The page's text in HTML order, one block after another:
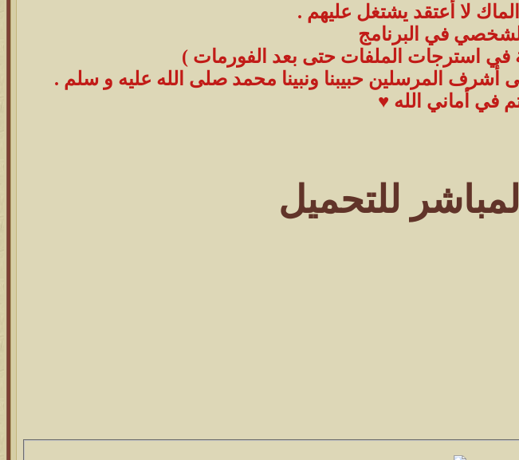
لا أعتقد يشتغل عليهم .
في البرنامج
في استرجات الملفات حتى بعد الفورمات )
أشرف المرسلين حبيبنا ونبينا محمد صلى الله عليه و سلم .
في أماني الله ♥
للتحميل